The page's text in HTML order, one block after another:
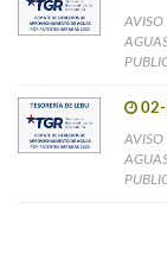
AVISO
AVISO